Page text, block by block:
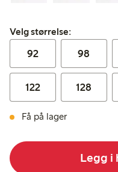
Velg størrelse:
Velg størrelse:
92 98
122 128
Få på lager
Legg i